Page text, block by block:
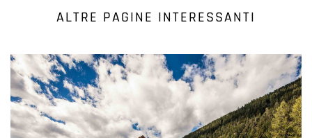
ALTRE PAGINE INTERESSANTI